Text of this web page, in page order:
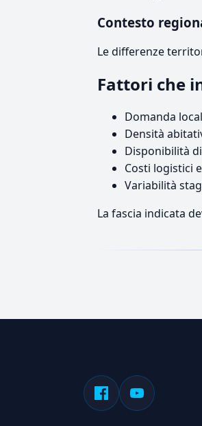
Contesto
Le differenze
Fattori che
Domanda
Densità
Disponibilità
Costi logistici
Variabilità
La fascia indicata